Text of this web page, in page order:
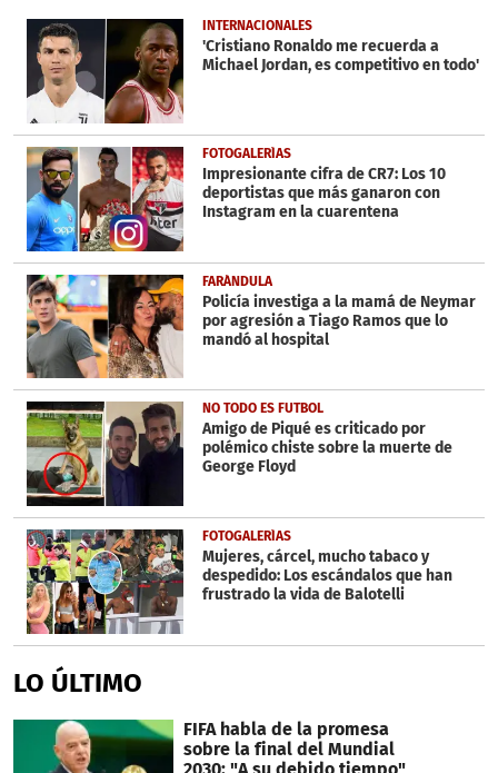
1
minute,
19
seconds
INTERNACIONALES
'Cristiano Ronaldo me recuerda a
Michael Jordan, es competitivo en todo'
FOTOGALERÍAS
Impresionante cifra de CR7: Los 10
deportistas que más ganaron con
Instagram en la cuarentena
FARÁNDULA
Policía investiga a la mamá de Neymar
por agresión a Tiago Ramos que lo
mandó al hospital
NO TODO ES FUTBOL
Amigo de Piqué es criticado por
polémico chiste sobre la muerte de
George Floyd
FOTOGALERÍAS
Mujeres, cárcel, mucho tabaco y
despedido: Los escándalos que han
frustrado la vida de Balotelli
LO ÚLTIMO
FIFA habla de la promesa
sobre la final del Mundial